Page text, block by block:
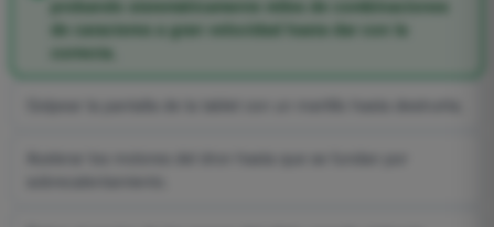
probando sistemáticamente miles de combinaciones
de caracteres a gran velocidad hasta dar con la
correcta.